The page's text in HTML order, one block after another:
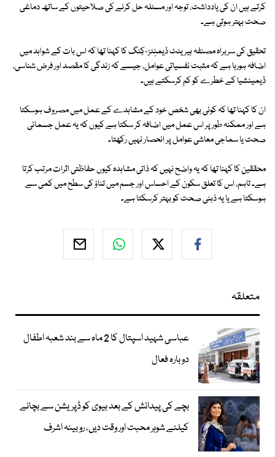
کرتے ہیں ان کی یادداشت، توجہ اور مسئلہ حل کرنے کی صلاحیتوں کے ساتھ دماغی
صحت بہتر ہوتی ہے۔
تحقیق کی سربراہ مصنفہ ہیریئٹ ڈیمنِٹز-کِنگ کا کہنا تھا کہ اس بات کے شواہد میں
اضافہ ہورہا ہے کہ مثبت نفسیاتی عوامل، جیسے کہ زندگی کا مقصد اور فرض شناسی،
ڈیمینشیا کے خطرے کو کم کرسکتے ہیں۔
ان کا کہنا تھا کہ کوئی بھی شخص خود کے مشاہدے کے عمل میں مصروف ہوسکتا
ہے اور ممکنہ طور پر اس عمل میں اضافہ کر سکتا ہے کیوں کہ یہ عمل جسمانی
صحت یا سماجی معاشی عوامل پر انحصار نہیں رکھتا۔
محققین کا کہنا تھا کہ یہ واضح نہیں کہ ذاتی مشاہدہ کیوں حفاظتی اثرات مرتب کرتا
ہے۔ تاہم، اس کا تعلق سکون کے احساس اور جسم میں تناؤ کی سطح میں کمی سے
ہوسکتا ہے یا یہ ذہنی صحت کو بہتر کرسکتا ہے۔
متعلقہ
عباسی شہید اسپتال کا 2 ماہ سے بند شعبہ اطفال
دوبارہ فعال
بچے کی پیدائش کے بعد بیوی کو ڈپریشن سے بچانے
کیلئے شوہر محبت اور وقت دیں، روبینہ اشرف